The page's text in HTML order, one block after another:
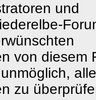
und
von diesem
alle
zu